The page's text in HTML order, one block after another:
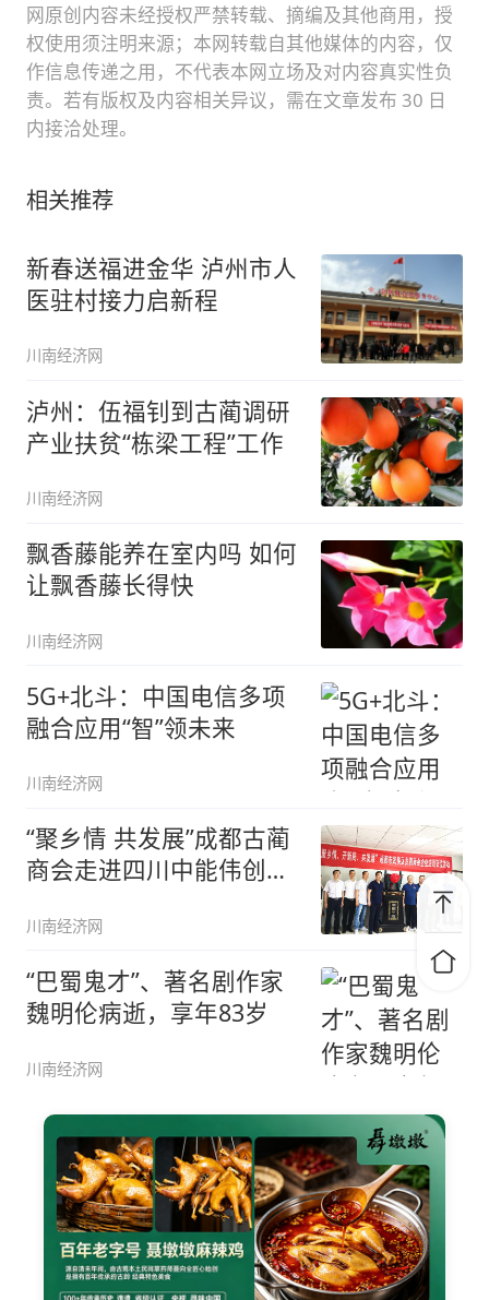
网原创内容未经授权严禁转载、摘编及其他商用，授
权使用须注明来源；本网转载自其他媒体的内容，仅
作信息传递之用，不代表本网立场及对内容真实性负
责。若有版权及内容相关异议，需在文章发布 30 日
内接洽处理。
相关推荐
新春送福进金华 泸州市人
医驻村接力启新程
川南经济网
泸州：伍福钊到古蔺调研
产业扶贫“栋梁工程”工作
川南经济网
飘香藤能养在室内吗 如何
让飘香藤长得快
川南经济网
5G+北斗：中国电信多项
融合应用“智”领未来
川南经济网
“聚乡情 共发展”成都古蔺
商会走进四川中能伟创环
川南经济网
“巴蜀鬼才”、著名剧作家
魏明伦病逝，享年83岁
川南经济网